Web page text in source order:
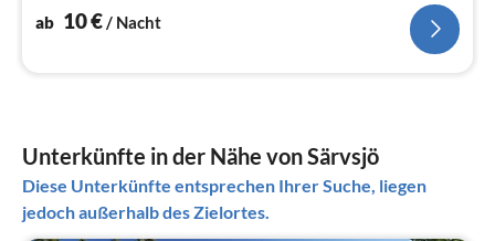
ab 10€/ Nacht
Unterkünfte in der Nähe von Särvsjö
Diese Unterkünfte entsprechen Ihrer Suche, liegen
jedoch außerhalb des Zielortes.